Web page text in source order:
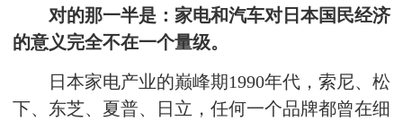
对的那一半是：家电和汽车对日本国民经济
的意义完全不在一个量级。
日本家电产业的巅峰期1990年代，索尼、松
下、东芝、夏普、日立，任何一个品牌都曾在细